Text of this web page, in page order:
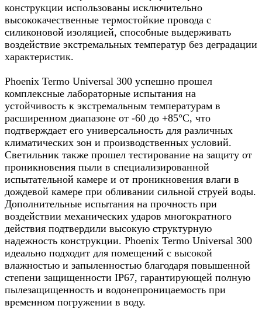
конструкции использованы исключительно
высококачественные термостойкие провода с
силиконовой изоляцией, способные выдерживать
воздействие экстремальных температур без деградации
характеристик.
Phoenix Termo Universal 300 успешно прошел
комплексные лабораторные испытания на
устойчивость к экстремальным температурам в
расширенном диапазоне от -60 до +85°С, что
подтверждает его универсальность для различных
климатических зон и производственных условий.
Светильник также прошел тестирование на защиту от
проникновения пыли в специализированной
испытательной камере и от проникновения влаги в
дождевой камере при обливании сильной струей воды.
Дополнительные испытания на прочность при
воздействии механических ударов многократного
действия подтвердили высокую структурную
надежность конструкции. Phoenix Termo Universal 300
идеально подходит для помещений с высокой
влажностью и запыленностью благодаря повышенной
степени защищенности IP67, гарантирующей полную
пылезащищенность и водонепроницаемость при
временном погружении в воду.